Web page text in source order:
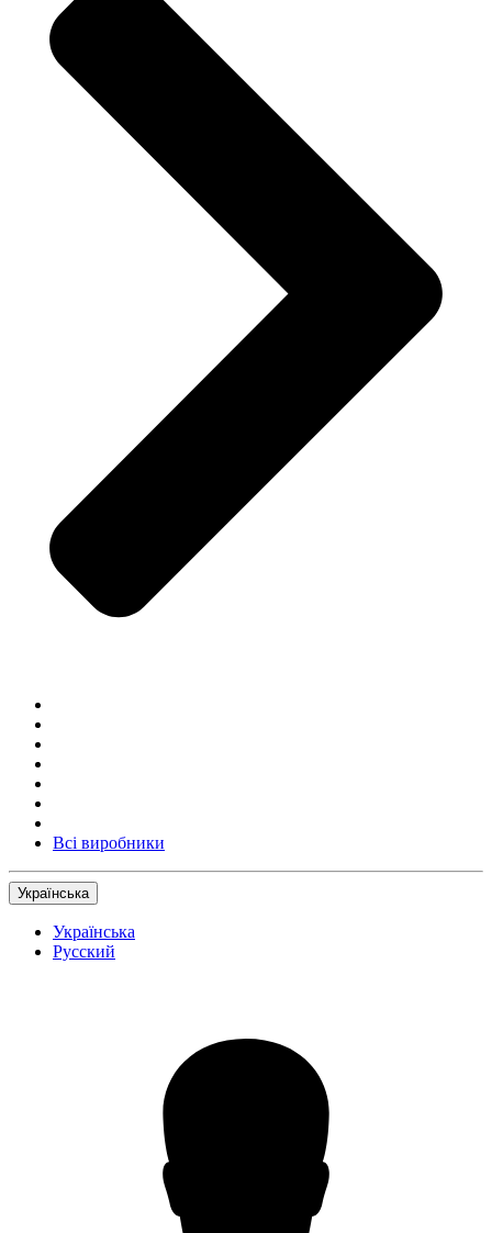
Всі виробники
Українська
Українська
Русский